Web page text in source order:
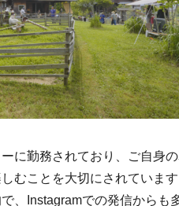
に勤務されており、ご自身
むことを大切にされていま
、Instagramでの発信からも